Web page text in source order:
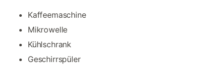
Kaffeemaschine
Mikrowelle
Kühlschrank
Geschirrspüler